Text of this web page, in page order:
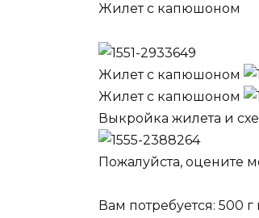
Жилет с капюшоном
Жилет с капюшоном
Жилет с капюшоном
Выкройка жилета и
Пожалуйста, оцените
Вам потребуется: 500